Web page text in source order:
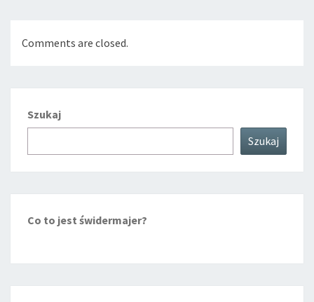
Comments are closed.
Szukaj
Szukaj
Co to jest świdermajer?